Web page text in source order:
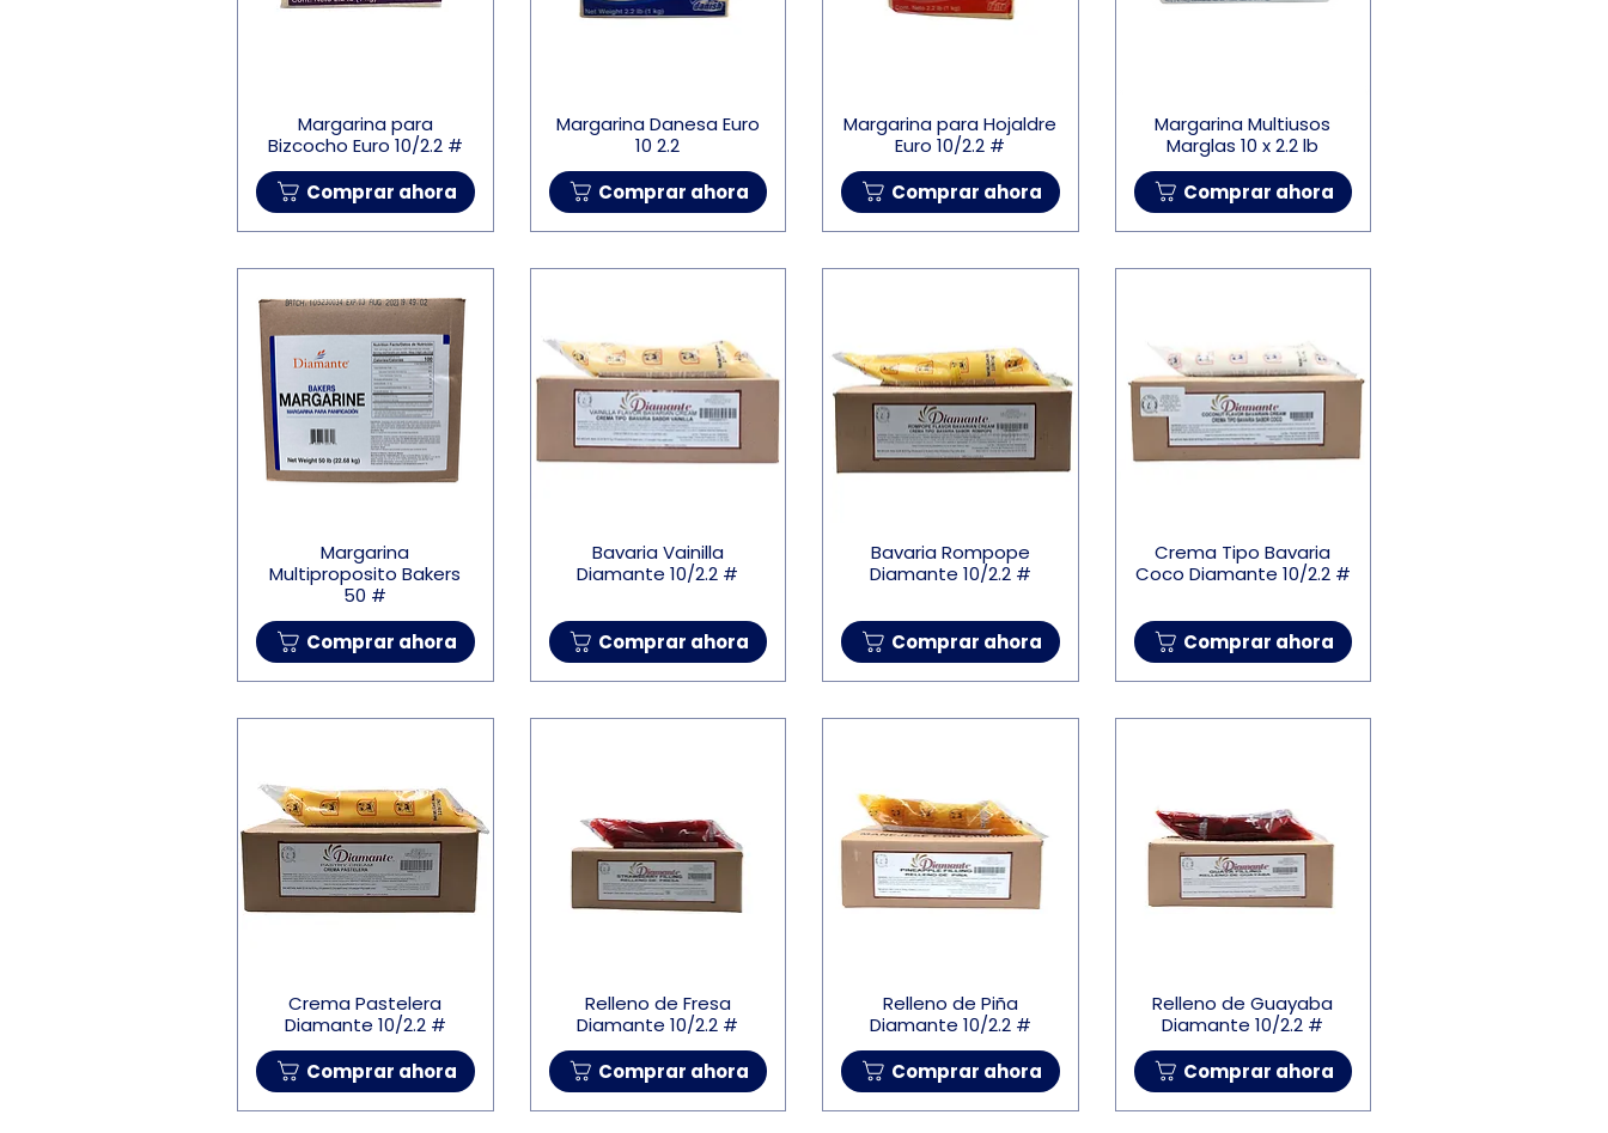
Margarina para
Bizcocho Euro 10/2.2 #
Comprar ahora
Margarina Danesa Euro
10 2.2
Comprar ahora
Margarina para Hojaldre
Euro 10/2.2 #
Comprar ahora
Margarina Multiusos
Marglas 10 x 2.2 lb
Comprar ahora
Margarina
Multiproposito Bakers
50 #
Comprar ahora
Bavaria Vainilla
Diamante 10/2.2 #
Comprar ahora
Bavaria Rompope
Diamante 10/2.2 #
Comprar ahora
Crema Tipo Bavaria
Coco Diamante 10/2.2 #
Comprar ahora
Crema Pastelera
Diamante 10/2.2 #
Comprar ahora
Relleno de Fresa
Diamante 10/2.2 #
Comprar ahora
Relleno de Piña
Diamante 10/2.2 #
Comprar ahora
Relleno de Guayaba
Diamante 10/2.2 #
Comprar ahora